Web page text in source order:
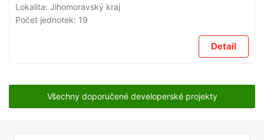
Lokalita: Jihomoravský kraj
Počet jednotek: 19
Detail
Všechny doporučené developerské projekty